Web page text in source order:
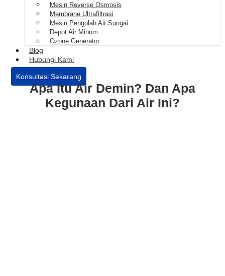
Mesin Reverse Osmosis
Membrane Ultrafiltrasi
Mesin Pengolah Air Sungai
Depot Air Minum
Ozone Generator
Blog
Hubungi Kami
Konsultasi Sekarang
Apa Itu Air Demin? Dan Apa
Kegunaan Dari Air Ini?